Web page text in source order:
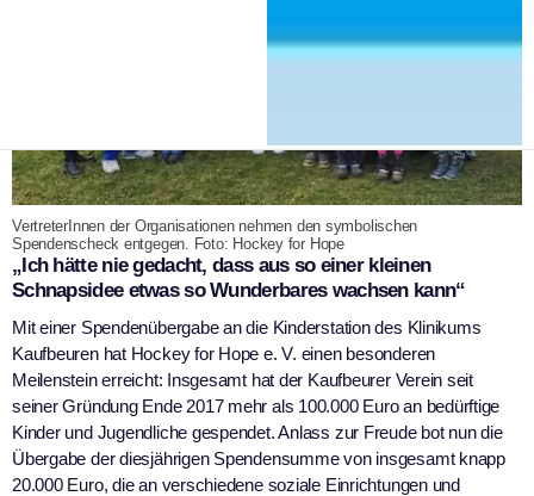
VertreterInnen der Organisationen nehmen den symbolischen
Spendenscheck entgegen. Foto: Hockey for Hope
„Ich hätte nie gedacht, dass aus so einer kleinen
Schnapsidee etwas so Wunderbares wachsen kann“
Mit einer Spendenübergabe an die Kinderstation des Klinikums
Kaufbeuren hat Hockey for Hope e. V. einen besonderen
Meilenstein erreicht: Insgesamt hat der Kaufbeurer Verein seit
seiner Gründung Ende 2017 mehr als 100.000 Euro an bedürftige
Kinder und Jugendliche gespendet. Anlass zur Freude bot nun die
Übergabe der diesjährigen Spendensumme von insgesamt knapp
20.000 Euro, die an verschiedene soziale Einrichtungen und